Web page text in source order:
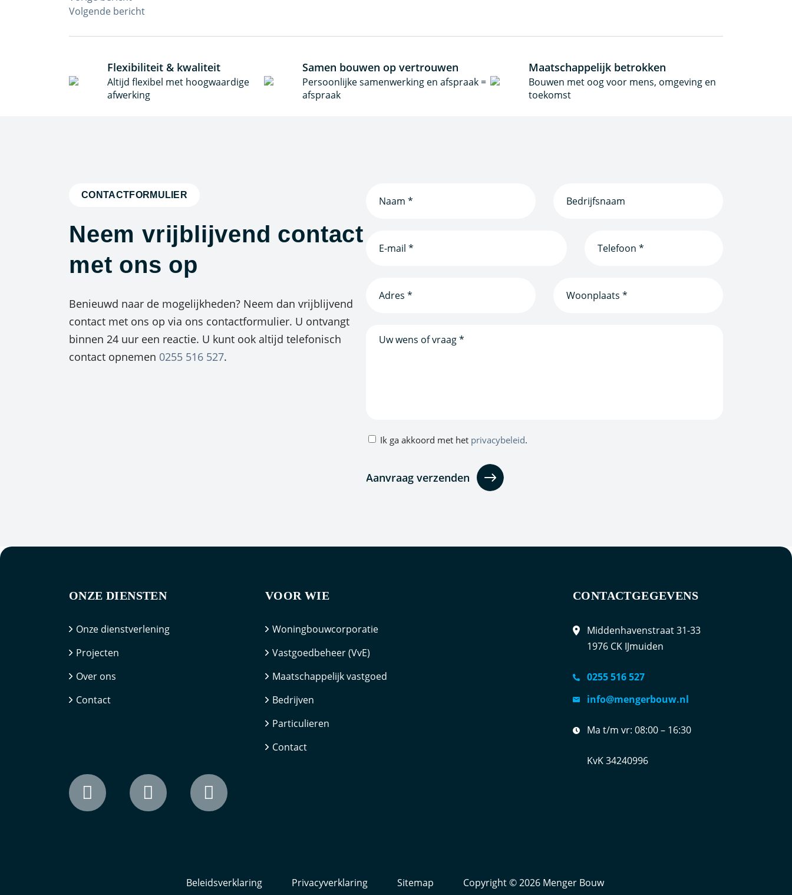
Bericht
navigatie
Volgende bericht
Flexibiliteit & kwaliteit
Altijd flexibel met hoogwaardige
afwerking
Samen bouwen op vertrouwen
Persoonlijke samenwerking en afspraak =
afspraak
Maatschappelijk betrokken
Bouwen met oog voor mens, omgeving en
toekomst
CONTACTFORMULIER
Neem vrijblijvend contact
met ons op
Benieuwd naar de mogelijkheden? Neem dan vrijblijvend
contact met ons op via ons contactformulier. U ontvangt
binnen 24 uur een reactie. U kunt ook altijd telefonisch
contact opnemen 0255 516 527.
(Vereist) (Vereist)
mailadres
(Vereist)
(Vereist)
Privacybeleid
Ik ga akkoord met het privacybeleid.
ONZE DIENSTEN
Onze dienstverlening
Projecten
Over ons
Contact
VOOR WIE
Woningbouwcorporatie
Vastgoedbeheer (VvE)
Maatschappelijk vastgoed
Bedrijven
Particulieren
Contact
CONTACTGEGEVENS
Middenhavenstraat 31-33
1976 CK IJmuiden
0255 516 527
info@mengerbouw.nl
Ma t/m vr: 08:00 – 16:30
KvK 34240996
Beleidsverklaring Privacyverklaring Sitemap Copyright © 2026 Menger Bouw